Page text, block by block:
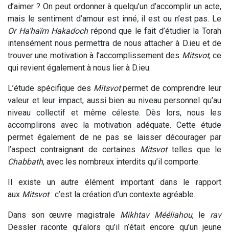
d’aimer ? On peut ordonner à quelqu’un d’accomplir un acte,
mais le sentiment d’amour est inné, il est ou n’est pas. Le
Or Ha’haïm Hakadochrépond que le fait d’étudier la Torah
intensément nous permettra de nous attacher à D.ieu et de
trouver une motivation à l’accomplissement des Mitsvot, ce
qui revient également à nous lier à D.ieu.
L’étude spécifique des Mitsvotpermet de comprendre leur
valeur et leur impact, aussi bien au niveau personnel qu’au
niveau collectif et même céleste. Dès lors, nous les
accomplirons avec la motivation adéquate. Cette étude
permet également de ne pas se laisser décourager par
l’aspect contraignant de certaines Mitsvottelles que le
Chabbath, avec les nombreux interdits qu’il comporte.
Il existe un autre élément important dans le rapport
aux Mitsvot: c’est la création d’un contexte agréable.
Dans son œuvre magistrale Mikhtav Mééliahou, le rav
Dessler raconte qu’alors qu’il n’était encore qu’un jeune